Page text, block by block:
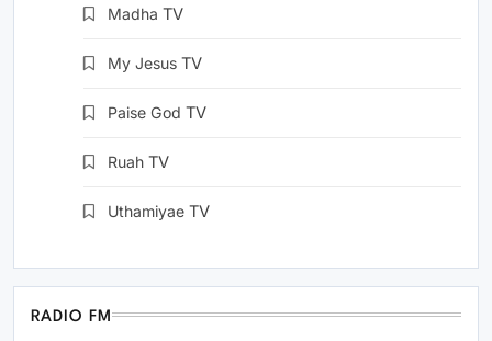
Madha TV
My Jesus TV
Paise God TV
Ruah TV
Uthamiyae TV
RADIO FM